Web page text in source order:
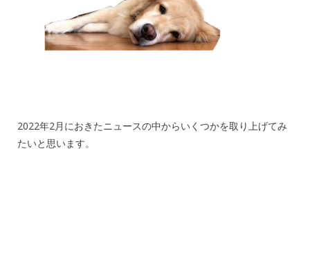
2022年2月におきたニュースの中からいくつかを取り上げてみ
たいと思います。